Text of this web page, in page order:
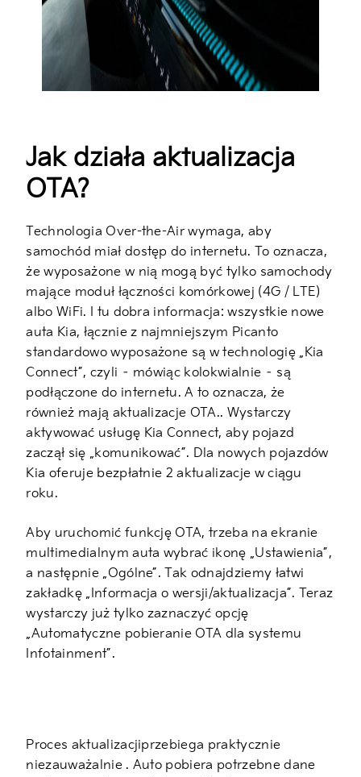
Jak działa aktualizacja
OTA?
Technologia Over-the-Air wymaga, aby
samochód miał dostęp do internetu. To oznacza,
że wyposażone w nią mogą być tylko samochody
mające moduł łączności komórkowej (4G / LTE)
albo WiFi. I tu dobra informacja: wszystkie nowe
auta Kia, łącznie z najmniejszym Picanto
standardowo wyposażone są w technologię „Kia
Connect”, czyli – mówiąc kolokwialnie – są
podłączone do internetu. A to oznacza, że
również mają aktualizacje OTA.. Wystarczy
aktywować usługę Kia Connect, aby pojazd
zaczął się „komunikować”. Dla nowych pojazdów
Kia oferuje bezpłatnie 2 aktualizacje w ciągu
roku.
Aby uruchomić funkcję OTA, trzeba na ekranie
multimedialnym auta wybrać ikonę „Ustawienia”,
a następnie „Ogólne”. Tak odnajdziemy łatwi
zakładkę „Informacja o wersji/aktualizacja”. Teraz
wystarczy już tylko zaznaczyć opcję
„Automatyczne pobieranie OTA dla systemu
Infotainment”.
Proces aktualizacjiprzebiega praktycznie
niezauważalnie . Auto pobiera potrzebne dane